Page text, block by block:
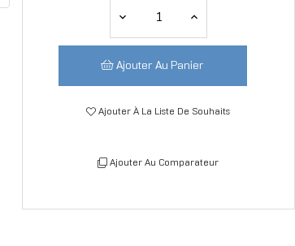
Ajouter Au Panier
Ajouter À La Liste De Souhaits
Ajouter Au Comparateur